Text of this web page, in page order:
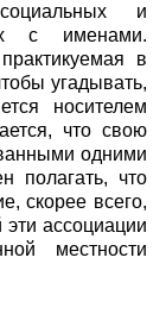
и
с именами.
в
угадывать,
носителем
что свою
одними
полагать, что
скорее всего,
ассоциации
местности